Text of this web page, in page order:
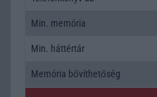
Min. memória
Min. háttértár
Memória bővíthetőség